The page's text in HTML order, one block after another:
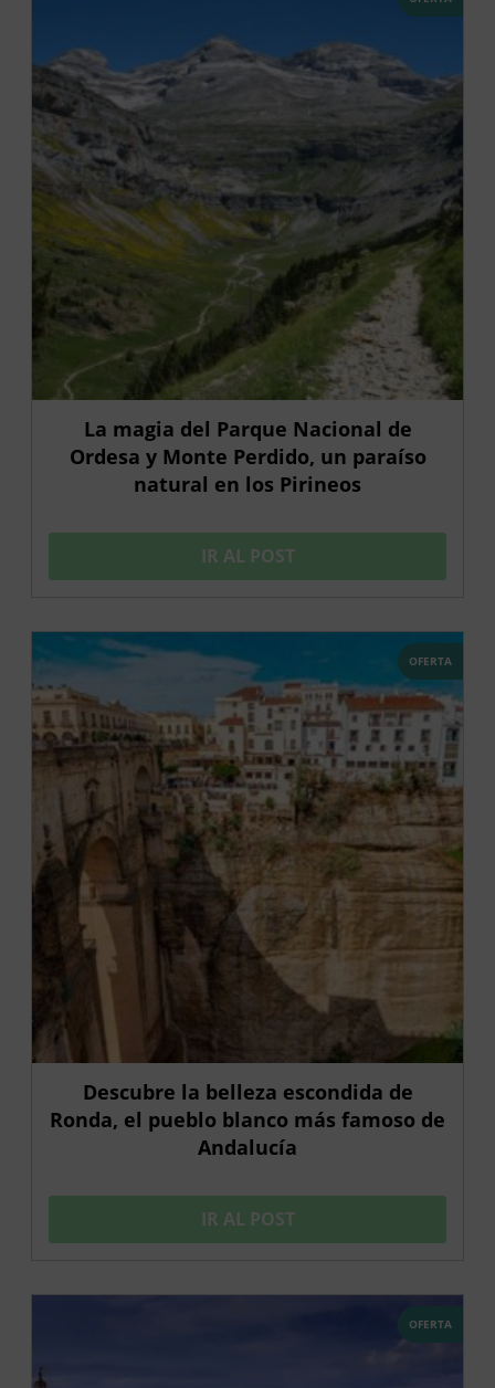
La magia del Parque Nacional de
Ordesa y Monte Perdido, un paraíso
natural en los Pirineos
IR AL POST
OFERTA
Descubre la belleza escondida de
Ronda, el pueblo blanco más famoso de
Andalucía
IR AL POST
OFERTA